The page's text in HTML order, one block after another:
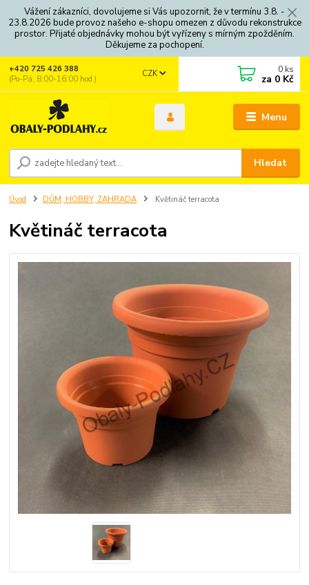
Vážení zákazníci, dovolujeme si Vás upozornit, že v termínu 3.8. -
23.8.2026 bude provoz našeho e-shopu omezen z důvodu rekonstrukce
prostor. Přijaté objednávky mohou být vyřízeny s mírným zpožděním.
Děkujeme za pochopení.
Menu
CZK
Hledat
+420 725 426 388
(Po-Pá, 8:00-16:00 hod.)
0 ks
za 0 Kč
Úvod DŮM, HOBBY, ZAHRADA Květináč terracota
Květináč terracota